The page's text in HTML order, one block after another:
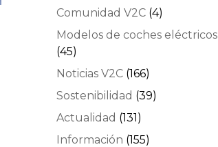
Comunidad V2C (4)
Modelos de coches eléctricos
(45)
Noticias V2C (166)
Sostenibilidad (39)
Actualidad (131)
Información (155)